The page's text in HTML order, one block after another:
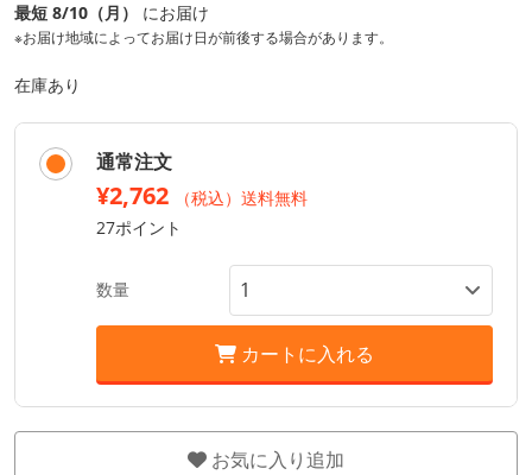
最短 8/10（月） にお届け
※お届け地域によってお届け日が前後する場合があります。
在庫あり
通常注文
¥2,762
（税込）送料無料
27ポイント
数量
カートに入れる
お気に入り追加